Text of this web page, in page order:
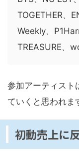
TOGETHER、
Weekly、
TREASURE、
参加アーティスト
ていくと思われま
初動売上に